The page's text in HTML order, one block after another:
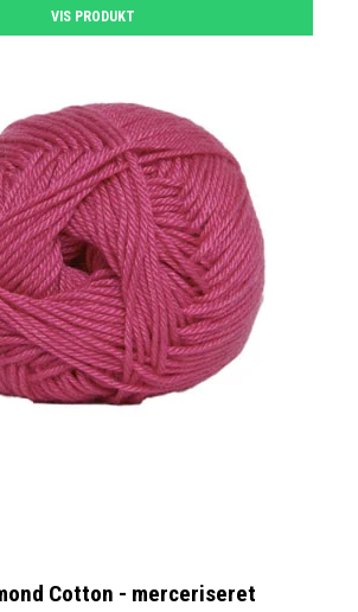
VIS PRODUKT
Cotton - merceriseret